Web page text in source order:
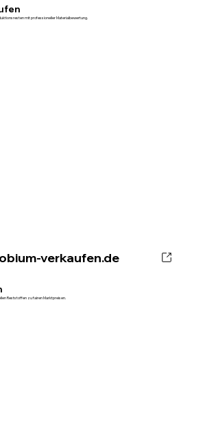
mit professioneller Materialbewertung.
verkaufen.de
Reststoffen zu fairen Marktpreisen.